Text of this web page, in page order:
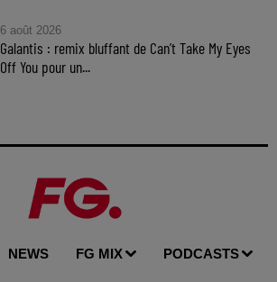
6 août 2026
Galantis : remix bluffant de Can’t Take My Eyes
Off You pour un...
NEWS FG MIX PODCASTS